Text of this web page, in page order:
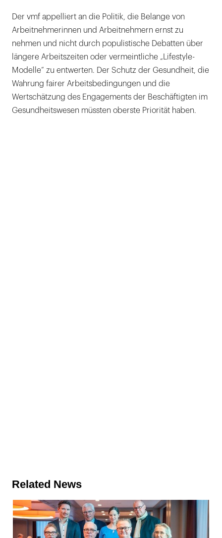
Der vmf appelliert an die Politik, die Belange von
Arbeitnehmerinnen und Arbeitnehmern ernst zu
nehmen und nicht durch populistische Debatten über
längere Arbeitszeiten oder vermeintliche „Lifestyle-
Modelle“ zu entwerten. Der Schutz der Gesundheit, die
Wahrung fairer Arbeitsbedingungen und die
Wertschätzung des Engagements der Beschäftigten im
Gesundheitswesen müssten oberste Priorität haben.
Related News